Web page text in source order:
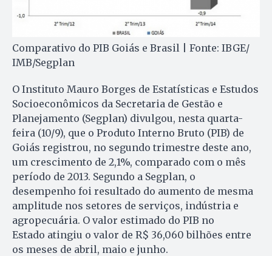
Comparativo do PIB Goiás e Brasil | Fonte: IBGE/
IMB/Segplan
O Instituto Mauro Borges de Estatísticas e Estudos
Socioeconômicos da Secretaria de Gestão e
Planejamento (Segplan) divulgou, nesta quarta-
feira (10/9), que o Produto Interno Bruto (PIB) de
Goiás registrou, no segundo trimestre deste ano,
um crescimento de 2,1%, comparado com o mês
período de 2013. Segundo a Segplan, o
desempenho foi resultado do aumento de mesma
amplitude nos setores de serviços, indústria e
agropecuária. O valor estimado do PIB no
Estado atingiu o valor de R$ 36,060 bilhões entre
os meses de abril, maio e junho.